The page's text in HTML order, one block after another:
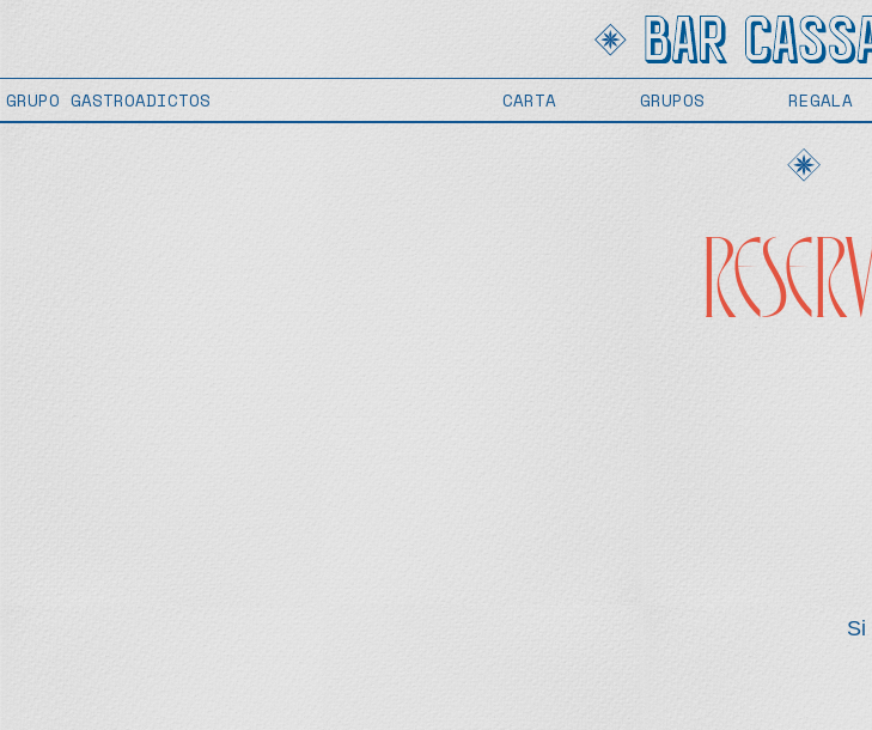
GRUPO GASTROADICTOS
GRUPO GASTROADICTOS
CARTA
CARTA
GRUPOS
GRUPOS
REGALA
REGALA